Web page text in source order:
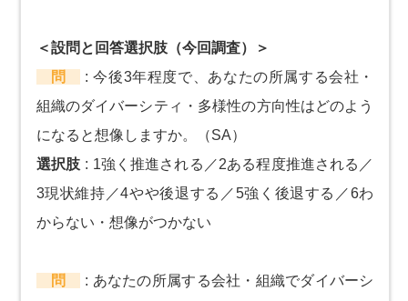
＜設問と回答選択肢（今回調査）＞
問
: 今後3年程度で、あなたの所属する会社・
組織のダイバーシティ・多様性の方向性はどのよう
になると想像しますか。（SA）
選択肢 : 1強く推進される／2ある程度推進される／
3現状維持／4やや後退する／5強く後退する／6わ
からない・想像がつかない
問 : あなたの所属する会社・組織でダイバーシ